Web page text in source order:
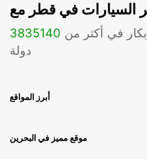
3835 في أكثر من 140
دولة
أبرز المواقع
موقع مميز في البحرين